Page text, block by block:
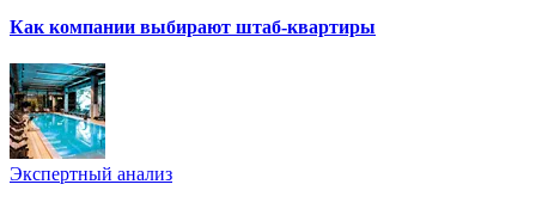
Как компании выбирают штаб-квартиры
Экспертный анализ